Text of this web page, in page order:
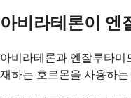
아비라테론이 엔
아비라테론과 엔잘루타미
재하는 호르몬을 사용하